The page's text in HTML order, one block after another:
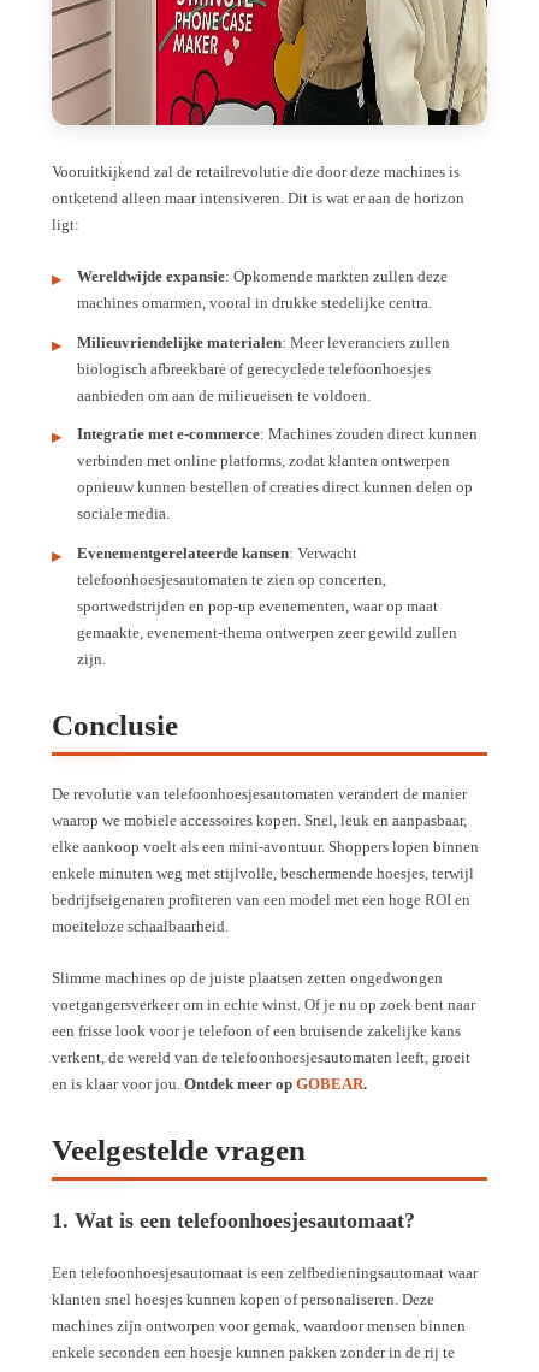
Vooruitkijkend zal de retailrevolutie die door deze machines is
ontketend alleen maar intensiveren. Dit is wat er aan de horizon
ligt:
Wereldwijde expansie: Opkomende markten zullen deze
machines omarmen, vooral in drukke stedelijke centra.
Milieuvriendelijke materialen: Meer leveranciers zullen
biologisch afbreekbare of gerecyclede telefoonhoesjes
aanbieden om aan de milieueisen te voldoen.
Integratie met e-commerce: Machines zouden direct kunnen
verbinden met online platforms, zodat klanten ontwerpen
opnieuw kunnen bestellen of creaties direct kunnen delen op
sociale media.
Evenementgerelateerde kansen: Verwacht
telefoonhoesjesautomaten te zien op concerten,
sportwedstrijden en pop-up evenementen, waar op maat
gemaakte, evenement-thema ontwerpen zeer gewild zullen
zijn.
Conclusie
De revolutie van telefoonhoesjesautomaten verandert de manier
waarop we mobiele accessoires kopen. Snel, leuk en aanpasbaar,
elke aankoop voelt als een mini-avontuur. Shoppers lopen binnen
enkele minuten weg met stijlvolle, beschermende hoesjes, terwijl
bedrijfseigenaren profiteren van een model met een hoge ROI en
moeiteloze schaalbaarheid.
Slimme machines op de juiste plaatsen zetten ongedwongen
voetgangersverkeer om in echte winst. Of je nu op zoek bent naar
een frisse look voor je telefoon of een bruisende zakelijke kans
verkent, de wereld van de telefoonhoesjesautomaten leeft, groeit
en is klaar voor jou. Ontdek meer op GOBEAR.
Veelgestelde vragen
1. Wat is een telefoonhoesjesautomaat?
Een telefoonhoesjesautomaat is een zelfbedieningsautomaat waar
klanten snel hoesjes kunnen kopen of personaliseren. Deze
machines zijn ontworpen voor gemak, waardoor mensen binnen
enkele seconden een hoesje kunnen pakken zonder in de rij te